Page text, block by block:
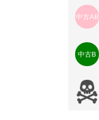
中古AB
中古B